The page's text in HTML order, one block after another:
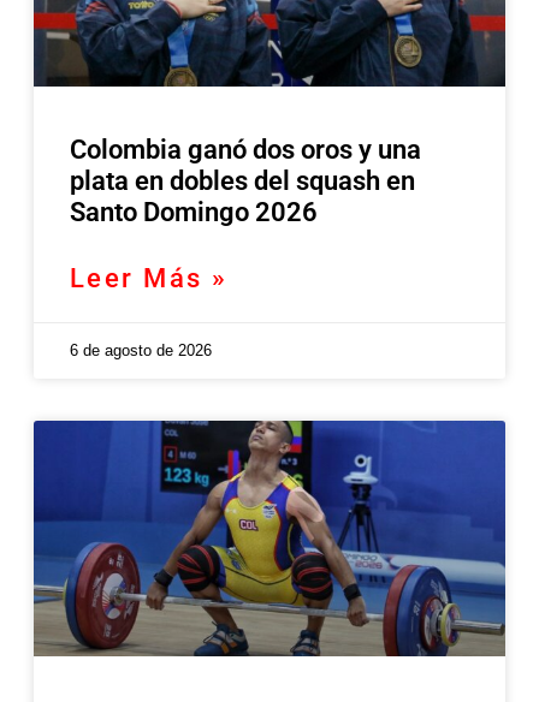
Colombia ganó dos oros y una
plata en dobles del squash en
Santo Domingo 2026
Leer Más »
6 de agosto de 2026